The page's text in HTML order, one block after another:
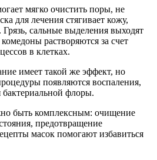
мягко очистить поры, не
для лечения стягивает кожу,
Грязь, сальные выделения выходят
растворяются за счет
в клетках.
имеет такой же эффект, но
появляются воспаления,
бактериальной флоры.
быть комплексным: очищение
предотвращение
масок помогают избавиться